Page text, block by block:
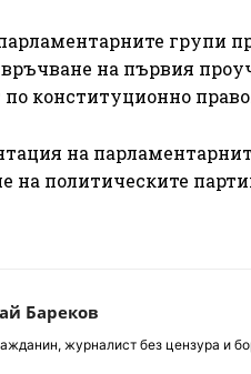
групи
на първия
по конституционно
на
на политическите
Бареков
журналист без цензура и